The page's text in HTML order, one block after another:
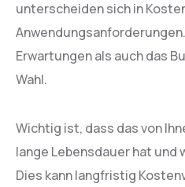
unterscheiden sich in
Erwartungen als auch das
Wahl.
Wichtig ist, dass das von
lange Lebensdauer hat
Dies kann langfristig